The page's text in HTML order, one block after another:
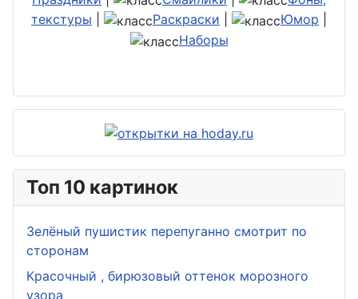
текстуры
Раскраски Юмор
Наборы
Топ 10 картинок
Зелёный пушистик перепуганно смотрит по
сторонам
Красочный , бирюзовый оттенок морозного
узора